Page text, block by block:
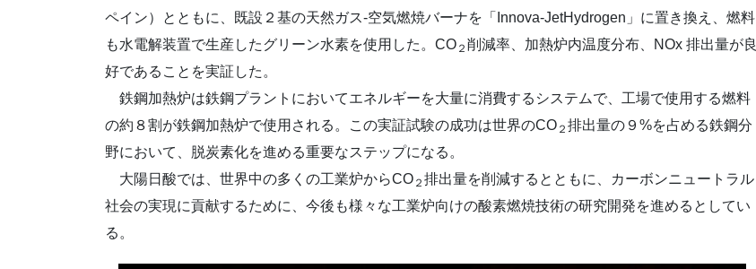
ペイン）とともに、既設２基の天然ガス-空気燃焼バーナを「Innova-JetHydrogen」に置き換え、燃料
も水電解装置で生産したグリーン水素を使用した。CO ２ 削減率、加熱炉内温度分布、NOx 排出量が良
好であることを実証した。
鉄鋼加熱炉は鉄鋼プラントにおいてエネルギーを大量に消費するシステムで、工場で使用する燃料
の約８割が鉄鋼加熱炉で使用される。この実証試験の成功は世界のCO ２ 排出量の９%を占める鉄鋼分
野において、脱炭素化を進める重要なステップになる。
大陽日酸では、世界中の多くの工業炉からCO ２ 排出量を削減するとともに、カーボンニュートラル
社会の実現に貢献するために、今後も様々な工業炉向けの酸素燃焼技術の研究開発を進めるとしてい
る。